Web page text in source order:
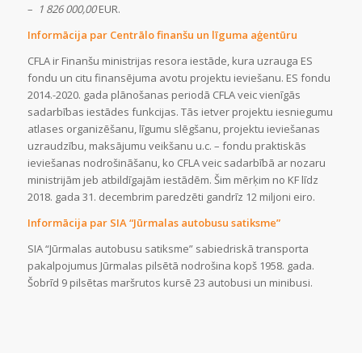
– 1 826 000,00EUR.
Informācija par Centrālo finanšu un līguma aģentūru
CFLA ir Finanšu ministrijas resora iestāde, kura uzrauga ES
fondu un citu finansējuma avotu projektu ieviešanu. ES fondu
2014.-2020. gada plānošanas periodā CFLA veic vienīgās
sadarbības iestādes funkcijas. Tās ietver projektu iesniegumu
atlases organizēšanu, līgumu slēgšanu, projektu ieviešanas
uzraudzību, maksājumu veikšanu u.c. – fondu praktiskās
ieviešanas nodrošināšanu, ko CFLA veic sadarbībā ar nozaru
ministrijām jeb atbildīgajām iestādēm. Šim mērķim no KF līdz
2018. gada 31. decembrim paredzēti gandrīz 12 miljoni eiro.
Informācija par SIA “Jūrmalas autobusu satiksme”
SIA “Jūrmalas autobusu satiksme” sabiedriskā transporta
pakalpojumus Jūrmalas pilsētā nodrošina kopš 1958. gada.
Šobrīd 9 pilsētas maršrutos kursē 23 autobusi un minibusi.